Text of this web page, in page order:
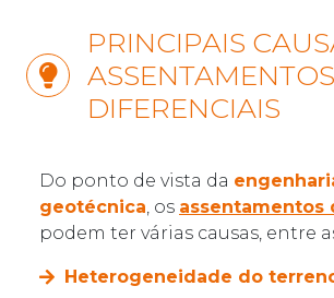
PRINCIPAIS
ASSENTAMENTOS
DIFERENCIAIS
Do ponto de vista da
geotécnica, os assentamentos
podem ter várias causas, entre
Heterogeneidade do